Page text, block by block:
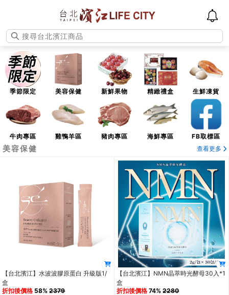
季節限定 美容保健 新鮮果物 精緻禮盒 生鮮凍貨
牛肉專區 雞鴨羊區 豬肉專區 海鮮專區 FB取標區
美容保健 查看更多
【台北濱江】水波波膠原蛋白 升級版1/
盒
折扣後價格 58%2379
【台北濱江】NMN晶萃時光酵母30入*1
盒
折扣後價格 74%2280